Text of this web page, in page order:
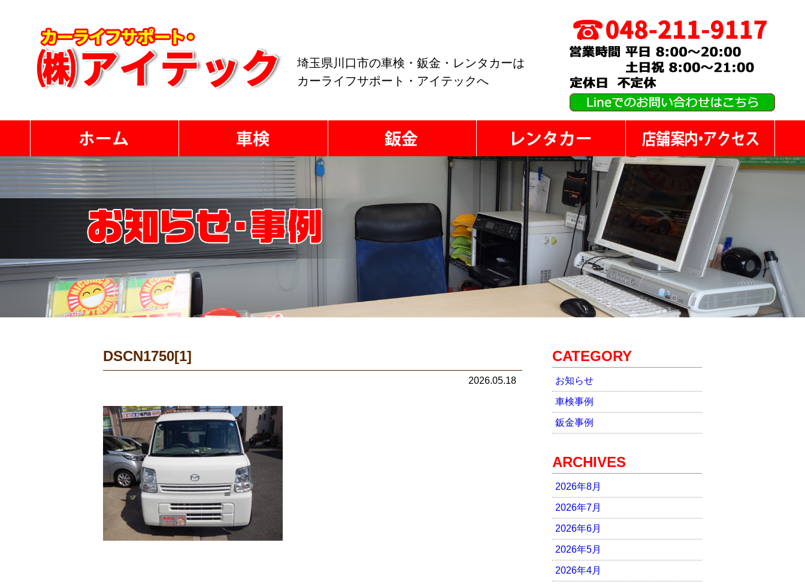
埼玉県川口市の車検・鈑金・レンタカーは
カーライフサポート・アイテックへ
DSCN1750[1]
2026.05.18
CATEGORY
お知らせ
車検事例
鈑金事例
ARCHIVES
2026年8月
2026年7月
2026年6月
2026年5月
2026年4月